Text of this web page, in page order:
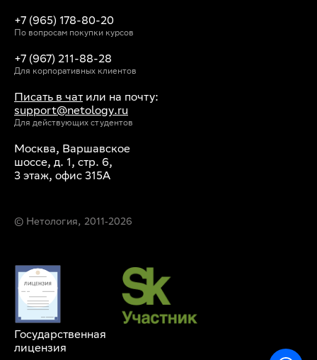
+7 (965) 178-80-20
По вопросам покупки курсов
+7 (967) 211-88-28
Для корпоративных клиентов
Писать в чат или на почту:
support@netology.ru
Для действующих студентов
Москва, Варшавское
шоссе, д. 1, стр. 6,
3 этаж, офис 315А
© Нетология, 2011‐2026
Государственная
лицензия